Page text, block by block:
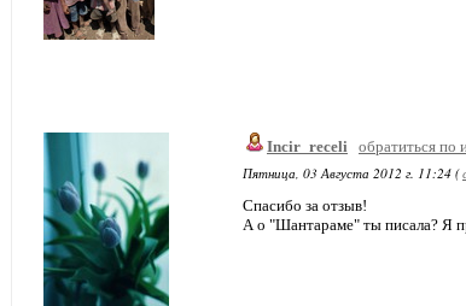
Incir_receli обратиться по
Пятница, 03 Августа 2012 г. 11:24 (
Спасибо за отзыв!
А о "Шантараме" ты писала? Я